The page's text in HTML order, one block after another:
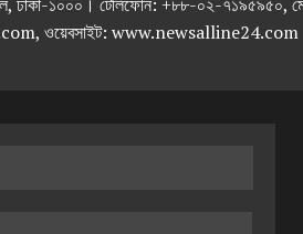
ওয়েবসাইট: www.newsalline24.com